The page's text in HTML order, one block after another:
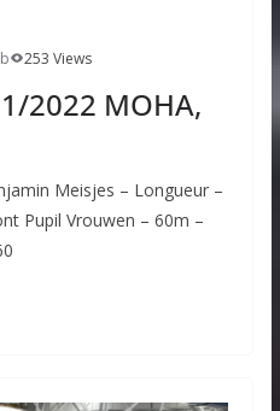
253 Views
2022 MOHA,
Meisjes – Longueur –
Pupil Vrouwen – 60m –